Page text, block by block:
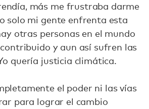
más me frustraba darme
solo mi gente enfrenta esta
otras personas en el mundo
y aun así sufren las
quería justicia climática.
el poder ni las vías
para lograr el cambio